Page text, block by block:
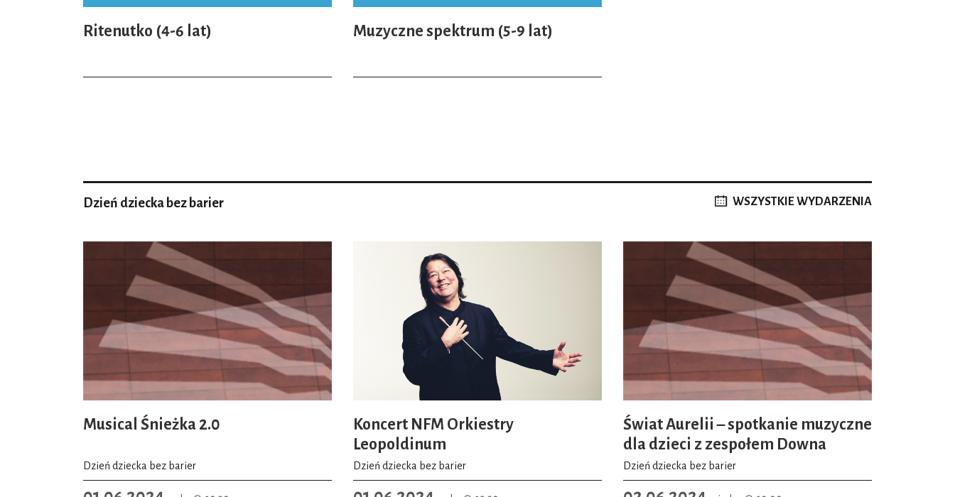
Ritenutko (4-6 lat) Muzyczne spektrum (5-9 lat)
Dzień dziecka bez barier WSZYSTKIE WYDARZENIA
Musical Śnieżka 2.0
Dzień dziecka bez barier
Koncert NFM Orkiestry
Leopoldinum
Dzień dziecka bez barier
Świat Aurelii – spotkanie muzyczne
dla dzieci z zespołem Downa
Dzień dziecka bez barier